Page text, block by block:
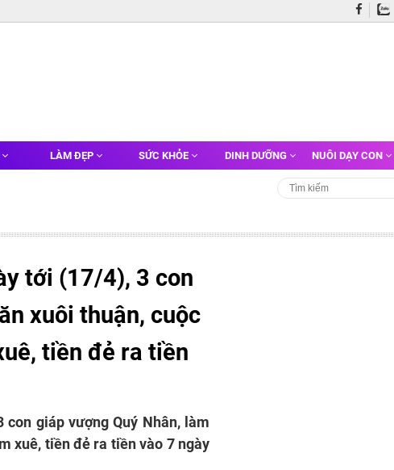
LÀM ĐẸP SỨC KHỎE DINH DƯỠNG NUÔI DẠY CON
tới (17/4), 3 con
xuôi thuận, cuộc
tiền đẻ ra tiền
giáp vượng Quý Nhân, làm
xuê, tiền đẻ ra tiền vào 7 ngày